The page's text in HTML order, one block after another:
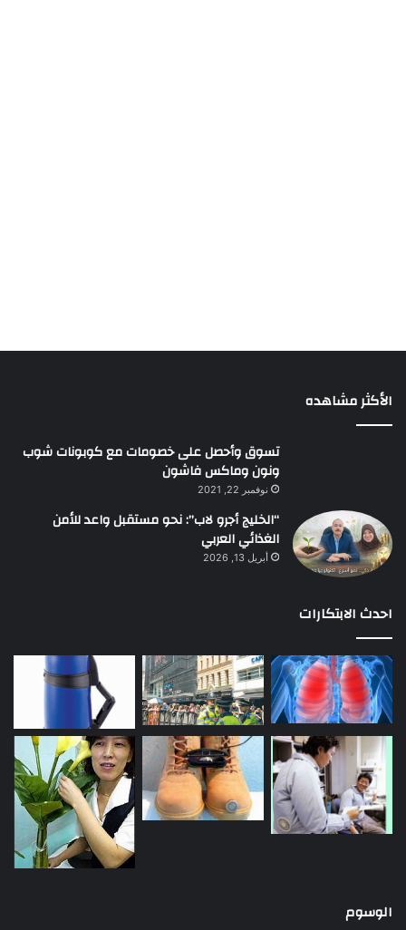
الأكثر مشاهده
تسوق وأحصل على خصومات مع كوبونات شوب
ونون وماكس فاشون
نوفمبر 22, 2021
“الخليج أجرو لاب”: نحو مستقبل واعد للأمن
الغذائي العربي
أبريل 13, 2026
احدث الابتكارات
الوسوم